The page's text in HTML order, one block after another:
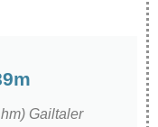
Gailtaler